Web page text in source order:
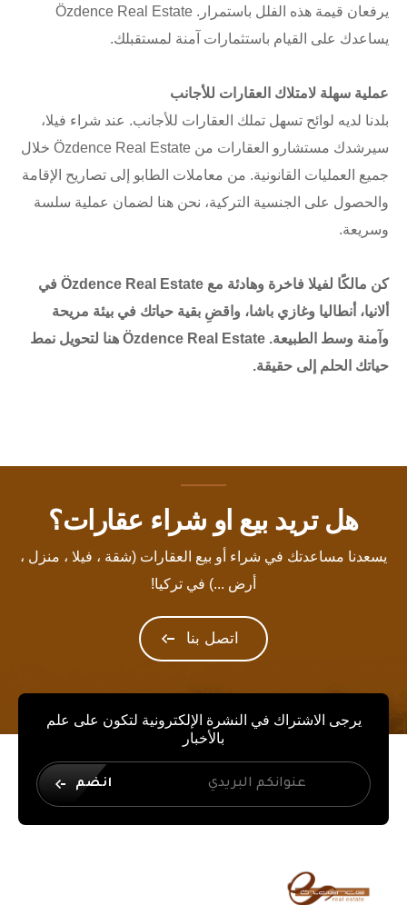
يرفعان قيمة هذه الفلل باستمرار. Özdence Real Estate
يساعدك على القيام باستثمارات آمنة لمستقبلك.
عملية سهلة لامتلاك العقارات للأجانب
بلدنا لديه لوائح تسهل تملك العقارات للأجانب. عند شراء فيلا،
سيرشدك مستشارو العقارات من Özdence Real Estate خلال
جميع العمليات القانونية. من معاملات الطابو إلى تصاريح الإقامة
والحصول على الجنسية التركية، نحن هنا لضمان عملية سلسة
وسريعة.
كن مالكًا لفيلا فاخرة وهادئة مع Özdence Real Estate في
ألانيا، أنطاليا وغازي باشا، واقضِ بقية حياتك في بيئة مريحة
وآمنة وسط الطبيعة. Özdence Real Estate هنا لتحويل نمط
حياتك الحلم إلى حقيقة.
هل تريد بيع او شراء عقارات؟
يسعدنا مساعدتك في شراء أو بيع العقارات (شقة ، فيلا ، منزل ،
أرض ...) في تركيا!
اتصل بنا
يرجى الاشتراك في النشرة الإلكترونية لتكون على علم
بالأخبار
انضم